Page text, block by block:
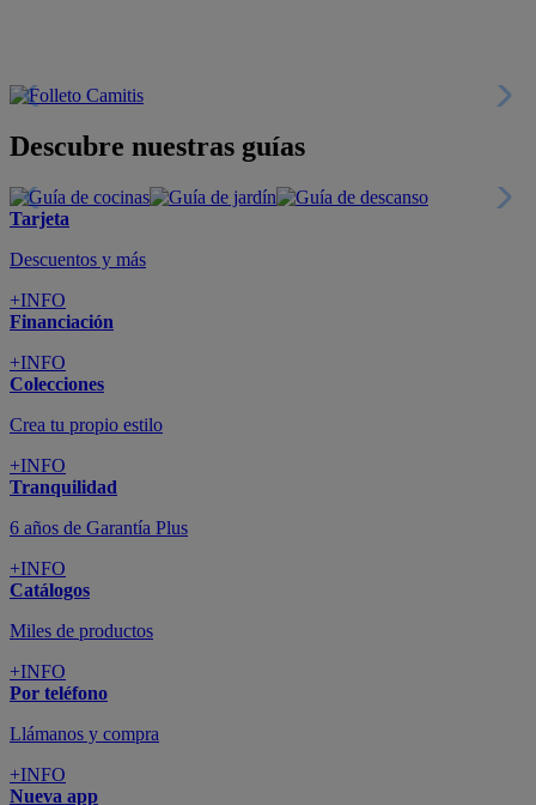
Descubre nuestras guías
Tarjeta
Descuentos y más
+INFO
Financiación
+INFO
Colecciones
Crea tu propio estilo
+INFO
Tranquilidad
6 años de Garantía Plus
+INFO
Catálogos
Miles de productos
+INFO
Por teléfono
Llámanos y compra
+INFO
Nueva app